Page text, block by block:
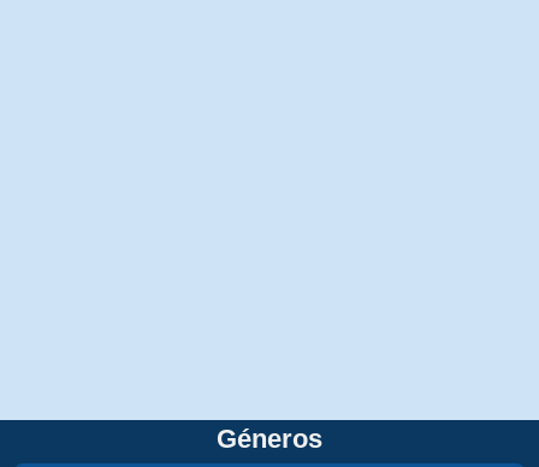
Géneros